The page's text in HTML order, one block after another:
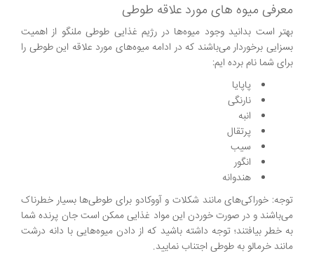
معرفی میوه های مورد علاقه طوطی
بهتر است بدانید وجود میوه‌ها در رژیم غذایی طوطی ملنگو از اهمیت
بسزایی برخوردار می‌باشند که در ادامه میوه‌های مورد علاقه این طوطی را
برای شما نام برده ایم:
پاپایا
نارنگی
انبه
پرتقال
سیب
انگور
هندوانه
توجه: خوراکی‌های مانند شکلات و آووکادو برای طوطی‌ها بسیار خطرناک
می‌باشند و در صورت خوردن این مواد غذایی ممکن است جان پرنده شما
به خطر بیافتند؛ توجه داشته باشید که از دادن میوه‌هایی با دانه درشت
مانند خرمالو به طوطی اجتناب نمایید.